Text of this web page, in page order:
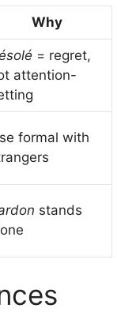
Why
= regret,
attention-
formal with
stands